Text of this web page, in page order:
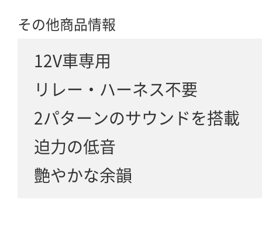
その他商品情報
12V車専用
リレー・ハーネス不要
2パターンのサウンドを搭載
迫力の低音
艶やかな余韻